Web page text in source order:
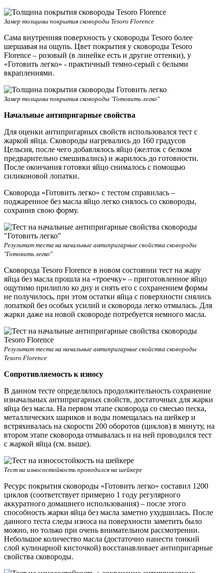
Замер толщины покрытия сковороды Tesoro Florence
Сама внутренняя поверхность у сковороды Tesoro более
шершавая на ощупь. Цвет покрытия у сковороды Tesoro
Florence – розовый (в линейке есть и другие оттенки), у
«Готовить легко» - практичный темно-серый с белыми
вкраплениями.
Замер толщины покрытия сковороды "Готовить легко"
Начальные антипригарные свойства
Для оценки антипригарных свойств использовался тест с
жаркой яйца. Сковороды нагревались до 160 градусов
Цельсия, после чего добавлялось яйцо (желток с белком
предварительно смешивались) и жарилось до готовности.
После окончания готовки яйцо снималось с помощью
силиконовой лопатки.
Сковорода «Готовить легко» с тестом справилась –
поджаренное без масла яйцо легко снялось со сковороды,
сохранив свою форму.
Результат теста на начальные антипригарные свойства сковороды
"Готовить легко"
Сковорода Tesoro Florence в новом состоянии тест на жару
яйца без масла прошла на «троечку» – приготовленное яйцо
ощутимо прилипло ко дну и снять его с сохранением формы
не получилось, при этом остатки яйца с поверхности снялись
лопаткой без особых усилий и сковорода легко отмылась. Для
жарки даже на новой сковороде потребуется немного масла.
Результат теста на начальные антипригарные свойства сковороды
Tesoro Florence
Сопротивляемость к износу
В данном тесте определялось продолжительность сохранение
изначальных антипригарных свойств, достаточных для жарки
яйца без масла. На первом этапе сковорода со смесью песка,
металлических шариков и воды помещалась на шейкер и
встряхивалась на скорости 200 оборотов (циклов) в минуту, на
втором этапе сковорода отмывалась и на ней проводился тест
с жаркой яйца (см. выше).
Тест на износостойкость проводился на шейкере
Ресурс покрытия сковороды «Готовить легко» составил 1200
циклов (соответствует примерно 1 году регулярного
аккуратного домашнего использования) – после этого
способность жарки яйца без масла заметно ухудшилась. После
данного теста следы износа на поверхности заметить было
можно, но только при очень внимательном рассмотрении.
Небольшое количество масла (достаточно нанести тонкий
слой кулинарной кисточкой) восстанавливает антипригарные
свойства сковороды.